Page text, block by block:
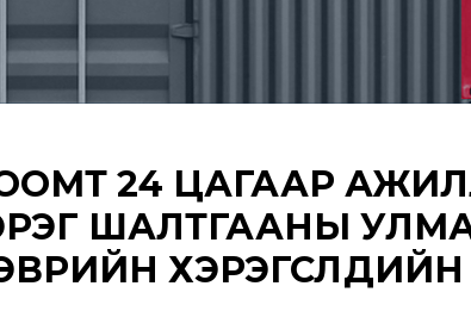
24 ЦАГААР
ШАЛТГААНЫ
ХЭРЭГСЛҮҮДИЙН